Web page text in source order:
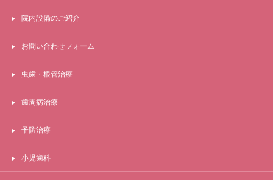
院内設備のご紹介
お問い合わせフォーム
虫歯・根管治療
歯周病治療
予防治療
小児歯科